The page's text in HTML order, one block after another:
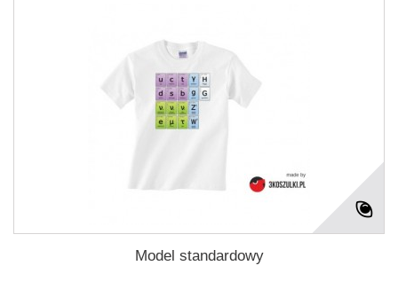
Model standardowy